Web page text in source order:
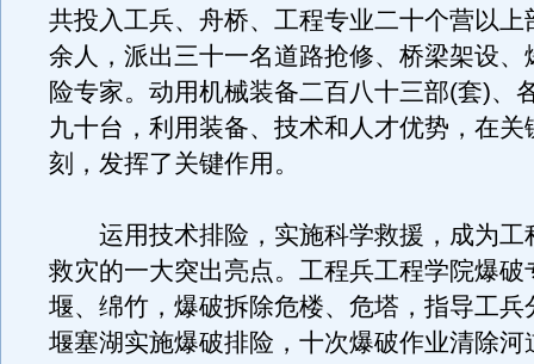
共投入工兵、舟桥、工程专业二十个营以上
余人，派出三十一名道路抢修、桥梁架设、
险专家。动用机械装备二百八十三部(套)、
九十台，利用装备、技术和人才优势，在关
刻，发挥了关键作用。
运用技术排险，实施科学救援，成为工
救灾的一大突出亮点。工程兵工程学院爆破
堰、绵竹，爆破拆除危楼、危塔，指导工兵
堰塞湖实施爆破排险，十次爆破作业清除河